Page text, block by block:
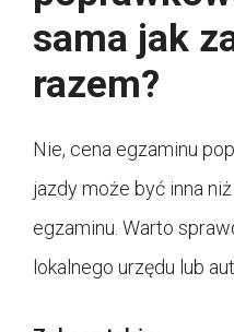
sama jak
razem?
Nie, cena egzaminu
jazdy może być inna
egzaminu. Warto
lokalnego urzędu lub